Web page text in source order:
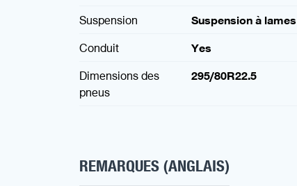
Suspension
Suspension à lames
Conduit
Yes
Dimensions des
pneus
295/80R22.5
REMARQUES (ANGLAIS)